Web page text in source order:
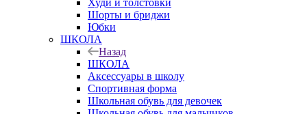
Худи и толстовки
Шорты и бриджи
Юбки
ШКОЛА
Назад
ШКОЛА
Аксессуары в школу
Спортивная форма
Школьная обувь для девочек